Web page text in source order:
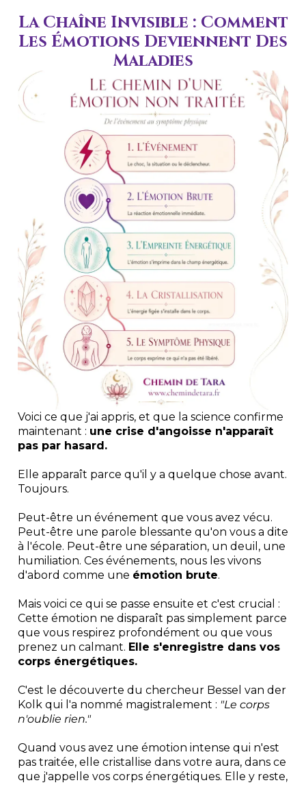
La Chaîne Invisible : Comment
Les Émotions Deviennent Des
Maladies
Voici ce que j'ai appris, et que la science confirme
maintenant : une crise d'angoisse n'apparaît
pas par hasard.
Elle apparaît parce qu'il y a quelque chose avant.
Toujours.
Peut-être un événement que vous avez vécu.
Peut-être une parole blessante qu'on vous a dite
à l'école. Peut-être une séparation, un deuil, une
humiliation. Ces événements, nous les vivons
d'abord comme une émotion brute.
Mais voici ce qui se passe ensuite et c'est crucial :
Cette émotion ne disparaît pas simplement parce
que vous respirez profondément ou que vous
prenez un calmant. Elle s'enregistre dans vos
corps énergétiques.
C'est le découverte du chercheur Bessel van der
Kolk qui l'a nommé magistralement : "Le corps
n'oublie rien."
Quand vous avez une émotion intense qui n'est
pas traitée, elle cristallise dans votre aura, dans ce
que j'appelle vos corps énergétiques. Elle y reste,